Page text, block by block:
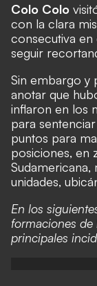
Colo Colo
con la clara
consecutiva en
seguir
Sin embargo y
anotar que
inflaron en los
para
puntos para
posiciones, en
Sudamericana,
unidades,
En los
formaciones
principales